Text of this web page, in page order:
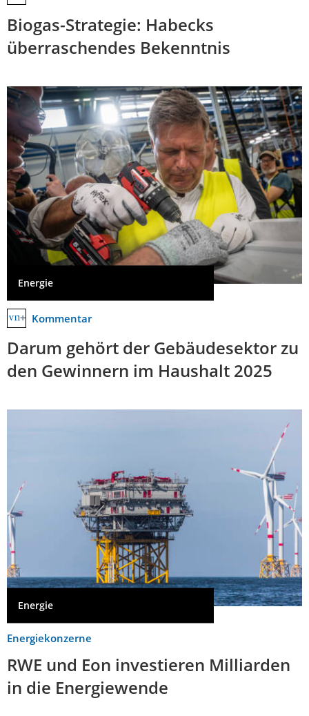
Biogas-Strategie: Habecks
überraschendes Bekenntnis
Energie
Kommentar
Darum gehört der Gebäudesektor zu
den Gewinnern im Haushalt 2025
Energie
Energiekonzerne
RWE und Eon investieren Milliarden
in die Energiewende